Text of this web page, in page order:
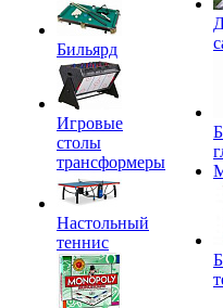
Бильярд
Игровые
столы
трансформеры
Настольный
теннис